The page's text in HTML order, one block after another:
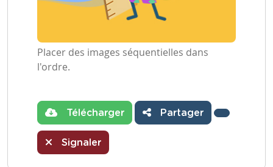
Placer des images séquentielles dans
l'ordre.
Télécharger Partager
Signaler